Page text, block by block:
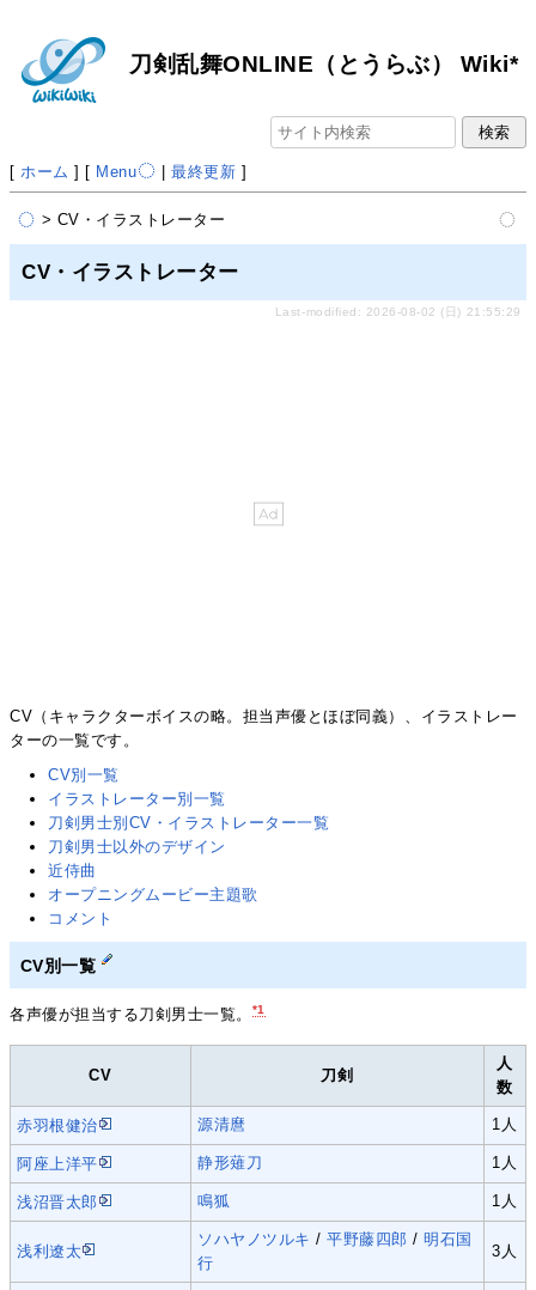
刀剣乱舞ONLINE（とうらぶ） Wiki*
[ ホーム ] [ Menu |最終更新 ]
> CV・イラストレーター
CV・イラストレーター
Last-modified: 2026-08-02 (日) 21:55:29
CV（キャラクターボイスの略。担当声優とほぼ同義）、イラストレー
ターの一覧です。
CV別一覧
イラストレーター別一覧
刀剣男士別CV・イラストレーター一覧
刀剣男士以外のデザイン
近侍曲
オープニングムービー主題歌
コメント
CV別一覧
各声優が担当する刀剣男士一覧。 *1
CV 刀剣
人
数
赤羽根健治 源清麿 1人
阿座上洋平 静形薙刀 1人
浅沼晋太郎 鳴狐 1人
浅利遼太
ソハヤノツルキ /平野藤四郎 /明石国
行
3人